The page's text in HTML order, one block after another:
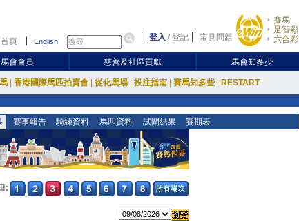
首頁 English 登入 /登記 常見問題
賽馬
足智彩
六合彩
馬會會員 慈善及社區貢獻 馬會知多少
香港國際馬匹拍賣會 從化馬場 投注指南 賽馬知多些 RESTART
賽事報告 騎練資料 馬匹資料 試閘結果 賽期表
: